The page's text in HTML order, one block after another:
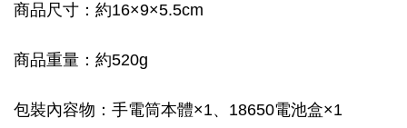
商品尺寸：約16×9×5.5cm
商品重量：約520g
包裝內容物：手電筒本體×1、18650電池盒×1